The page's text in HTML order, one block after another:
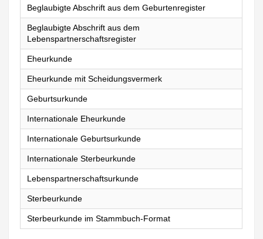
Beglaubigte Abschrift aus dem Geburtenregister
Beglaubigte Abschrift aus dem
Lebenspartnerschaftsregister
Eheurkunde
Eheurkunde mit Scheidungsvermerk
Geburtsurkunde
Internationale Eheurkunde
Internationale Geburtsurkunde
Internationale Sterbeurkunde
Lebenspartnerschaftsurkunde
Sterbeurkunde
Sterbeurkunde im Stammbuch-Format